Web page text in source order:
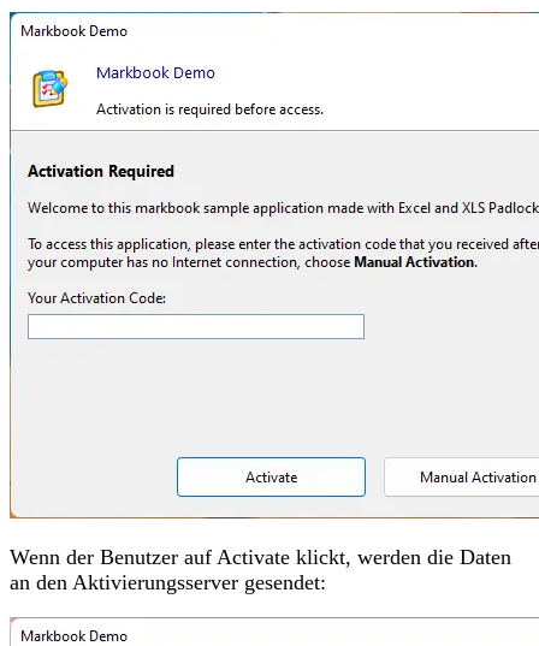
Wenn der Benutzer auf Activate klickt, werden die Daten
an den Aktivierungsserver gesendet: